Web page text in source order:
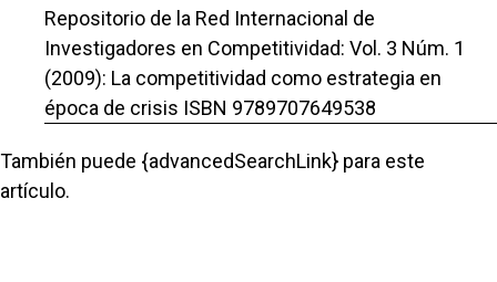
Repositorio de la Red Internacional de
Investigadores en Competitividad: Vol. 3 Núm. 1
(2009): La competitividad como estrategia en
época de crisis ISBN 9789707649538
También puede {advancedSearchLink} para este
artículo.